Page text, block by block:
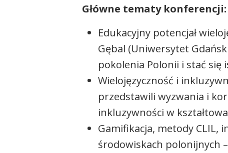
Główne tematy konferencji:
Edukacyjny potencjał
Gębal (Uniwersytet
pokolenia Polonii i stać
Wielojęzyczność i
przedstawili wyzwania i
inkluzywności w
Gamifikacja, metody CLIL,
środowiskach polonijnych